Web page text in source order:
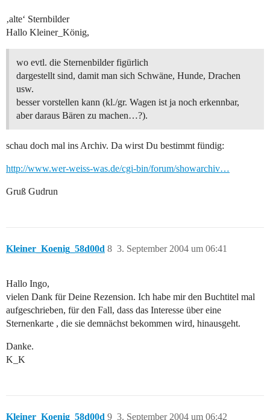
‚alte‘ Sternbilder
Hallo Kleiner_König,
wo evtl. die Sternenbilder figürlich
dargestellt sind, damit man sich Schwäne, Hunde, Drachen
usw.
besser vorstellen kann (kl./gr. Wagen ist ja noch erkennbar,
aber daraus Bären zu machen…?).
schau doch mal ins Archiv. Da wirst Du bestimmt fündig:
http://www.wer-weiss-was.de/cgi-bin/forum/showarchiv…
Gruß Gudrun
Kleiner_Koenig_58d00d 3. September 2004 um 06:41
8
Hallo Ingo,
vielen Dank für Deine Rezension. Ich habe mir den Buchtitel mal
aufgeschrieben, für den Fall, dass das Interesse über eine
Sternenkarte , die sie demnächst bekommen wird, hinausgeht.
Danke.
K_K
Kleiner_Koenig_58d00d 3. September 2004 um 06:42
9